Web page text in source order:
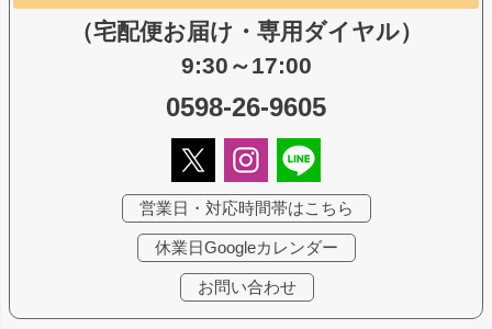
（宅配便お届け・専用ダイヤル）
9:30～17:00
0598-26-9605
営業日・対応時間帯はこちら
休業日Googleカレンダー
お問い合わせ